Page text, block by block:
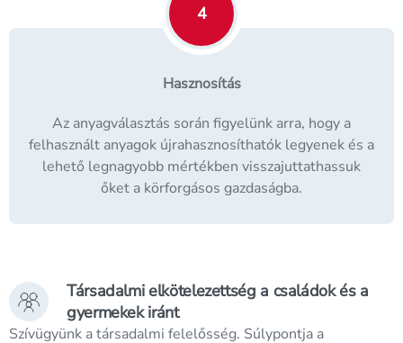
4
Hasznosítás
Az anyagválasztás során figyelünk arra, hogy a
felhasznált anyagok újrahasznosíthatók legyenek és a
lehető legnagyobb mértékben visszajuttathassuk
őket a körforgásos gazdaságba.
Társadalmi elkötelezettség a családok és a
gyermekek iránt
Szívügyünk a társadalmi felelősség. Súlypontja a